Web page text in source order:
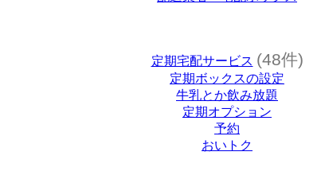
定期宅配サービス (48件)
定期ボックスの設定
牛乳とか飲み放題
定期オプション
予約
おいトク